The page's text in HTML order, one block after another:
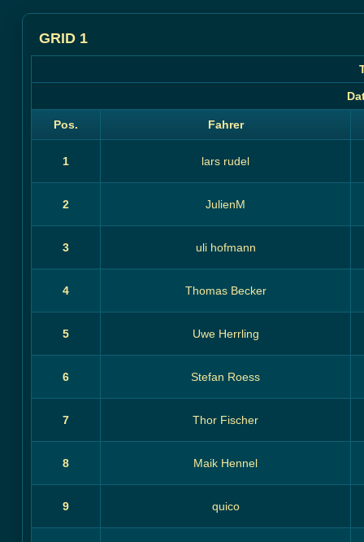
GRID 1
Pos. Fahrer
1 lars rudel
2 JulienM
3 uli hofmann
4 Thomas Becker
5 Uwe Herrling
6 Stefan Roess
7 Thor Fischer
8 Maik Hennel
9 quico